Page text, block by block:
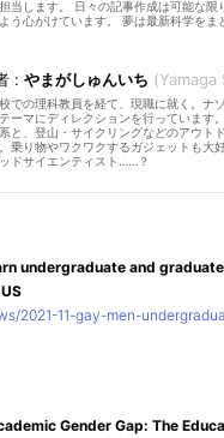
当します。 日々の記事作成は可能な限
う心がけています。 夢は最新科学をま
やまがしゅんいち Yamaga
での理科教員を経て、現職に就く。ナ
ーマにディレクションを行っています
と、登山・サイクリングなどのアウト
乗り物やワクワクするガジェットも大
ドサイエンティスト……？
undergraduate and
2021-11-gay-men-
Gender Gap: The